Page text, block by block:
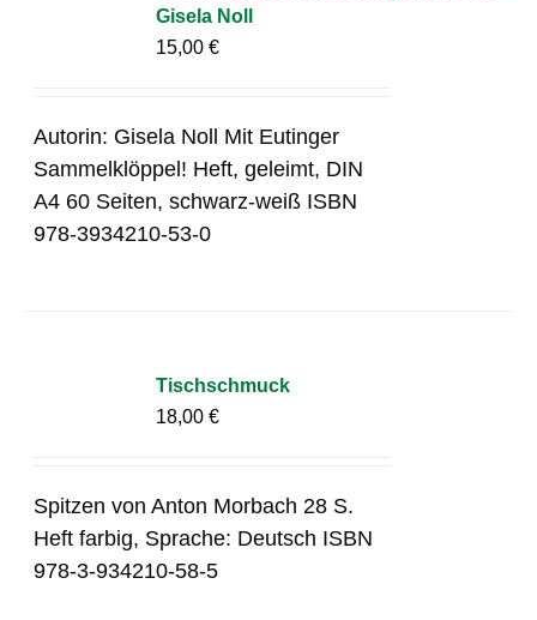
Gisela Noll
15,00€
Autorin: Gisela Noll Mit Eutinger
Sammelklöppel! Heft, geleimt, DIN
A4 60 Seiten, schwarz-weiß ISBN
978-3934210-53-0
Tischschmuck
18,00€
Spitzen von Anton Morbach 28 S.
Heft farbig, Sprache: Deutsch ISBN
978-3-934210-58-5